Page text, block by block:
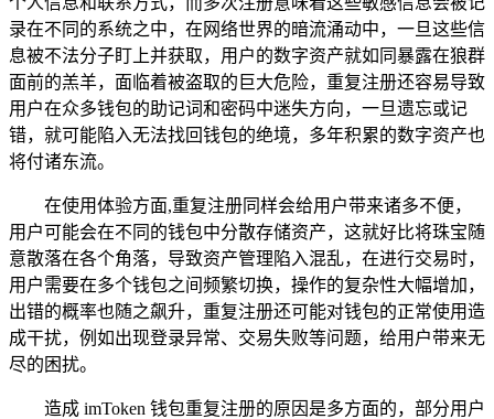
录在不同的系统之中，在网络世界的暗流涌动中，一旦这些信
息被不法分子盯上并获取，用户的数字资产就如同暴露在狼群
面前的羔羊，面临着被盗取的巨大危险，重复注册还容易导致
用户在众多钱包的助记词和密码中迷失方向，一旦遗忘或记
错，就可能陷入无法找回钱包的绝境，多年积累的数字资产也
将付诸东流。
在使用体验方面,重复注册同样会给用户带来诸多不便，
用户可能会在不同的钱包中分散存储资产，这就好比将珠宝随
意散落在各个角落，导致资产管理陷入混乱，在进行交易时，
用户需要在多个钱包之间频繁切换，操作的复杂性大幅增加，
出错的概率也随之飙升，重复注册还可能对钱包的正常使用造
成干扰，例如出现登录异常、交易失败等问题，给用户带来无
尽的困扰。
造成 imToken 钱包重复注册的原因是多方面的，部分用户